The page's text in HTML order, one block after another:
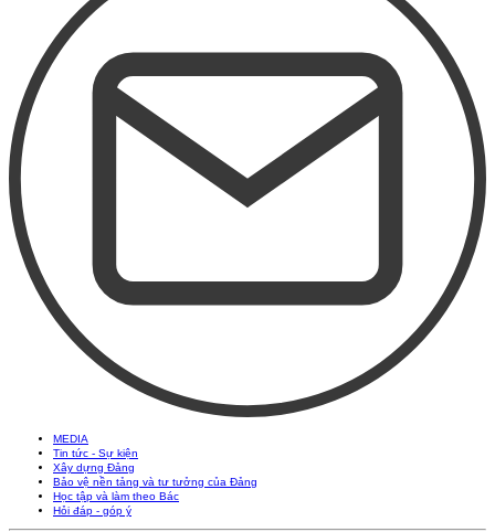
MEDIA
Tin tức - Sự kiện
Xây dựng Đảng
Bảo vệ nền tảng và tư tưởng của Đảng
Học tập và làm theo Bác
Hỏi đáp - góp ý